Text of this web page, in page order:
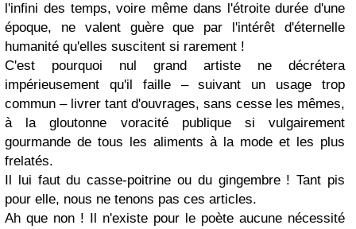
l'infini des temps, voire même dans l'étroite durée d'une
époque, ne valent guère que par l'intérêt d'éternelle
humanité qu'elles suscitent si rarement !
C'est pourquoi nul grand artiste ne décrétera
impérieusement qu'il faille – suivant un usage trop
commun – livrer tant d'ouvrages, sans cesse les mêmes,
à la gloutonne voracité publique si vulgairement
gourmande de tous les aliments à la mode et les plus
frelatés.
Il lui faut du casse-poitrine ou du gingembre ! Tant pis
pour elle, nous ne tenons pas ces articles.
Ah que non ! Il n'existe pour le poète aucune nécessité